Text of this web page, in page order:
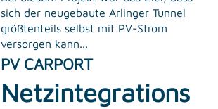
sich der neugebaute Arlinger Tunnel
größtenteils selbst mit PV-Strom
versorgen kann...
PV CARPORT
Netzintegrations